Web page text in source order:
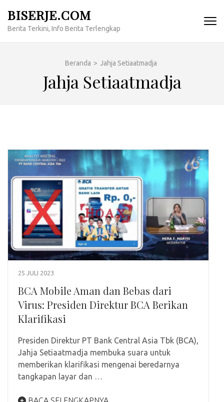
konten
BISERJE.COM
Berita Terkini, Info Berita Terlengkap
Beranda > Jahja Setiaatmadja
Jahja Setiaatmadja
25 JULI 2023
BCA Mobile Aman dan Bebas dari
Virus: Presiden Direktur BCA Berikan
Klarifikasi
Presiden Direktur PT Bank Central Asia Tbk (BCA),
Jahja Setiaatmadja membuka suara untuk
memberikan klarifikasi mengenai beredarnya
tangkapan layar dan …